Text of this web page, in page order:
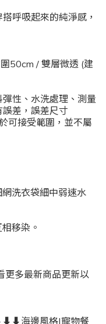
呼吸起來的純淨感，
50cm / 雙層微透 (建
性、水洗處理、測量
差，誤差尺寸
可接受範圍，並不屬
洗衣袋細中弱速水
移染。
更多最新商品更新以
海邊風格|寵物餐